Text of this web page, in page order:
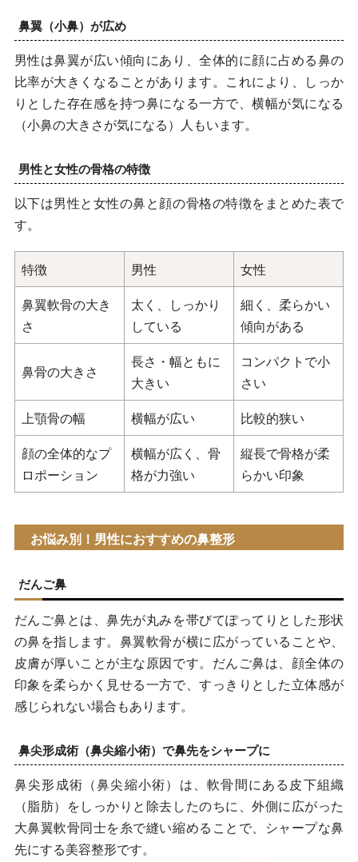
実績のある医師・クリニックを選ぶ
アフターフォローが充実しているクリニックを
選ぶ
①カウンセリング
②デザイン
⑤手術後
メンズ鼻整形ならプライベートスキンクリニック
forMEN
メンズ鼻整形についてよくあるご質問
Q.鼻整形は何日仕事を休まないといけません
か？
Q.鼻整形はバレバレですか？
鼻翼（小鼻）が広め
男性は鼻翼が広い傾向にあり、全体的に顔に占める鼻の
比率が大きくなることがあります。これにより、しっか
りとした存在感を持つ鼻になる一方で、横幅が気になる
（小鼻の大きさが気になる）人もいます。
男性と女性の骨格の特徴
以下は男性と女性の鼻と顔の骨格の特徴をまとめた表で
す。
特徴 男性 女性
鼻翼軟骨の大き
さ
太く、しっかり
している
細く、柔らかい
傾向がある
鼻骨の大きさ
長さ・幅ともに
大きい
コンパクトで小
さい
上顎骨の幅 横幅が広い 比較的狭い
顔の全体的なプ
ロポーション
横幅が広く、骨
格が力強い
縦長で骨格が柔
らかい印象
お悩み別！男性におすすめの鼻整形
だんご鼻
だんご鼻とは、鼻先が丸みを帯びてぽってりとした形状
の鼻を指します。鼻翼軟骨が横に広がっていることや、
皮膚が厚いことが主な原因です。だんご鼻は、顔全体の
印象を柔らかく見せる一方で、すっきりとした立体感が
感じられない場合もあります。
鼻尖形成術（鼻尖縮小術）で鼻先をシャープに
鼻尖形成術（鼻尖縮小術）は、軟骨間にある皮下組織
（脂肪）をしっかりと除去したのちに、外側に広がった
大鼻翼軟骨同士を糸で縫い縮めることで、シャープな鼻
先にする美容整形です。